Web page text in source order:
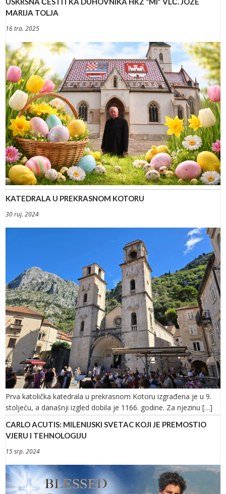
MARIJA TOLJA
16 tra. 2025
KATEDRALA U PREKRASNOM KOTORU
30 ruj. 2024
Prva katolička katedrala u prekrasnom Kotoru izgrađena je u 9.
stoljeću, a današnji izgled dobila je 1166. godine. Za njezinu […]
CARLO ACUTIS: MILENIJSKI SVETAC KOJI JE PREMOSTIO
VJERU I TEHNOLOGIJU
15 srp. 2024